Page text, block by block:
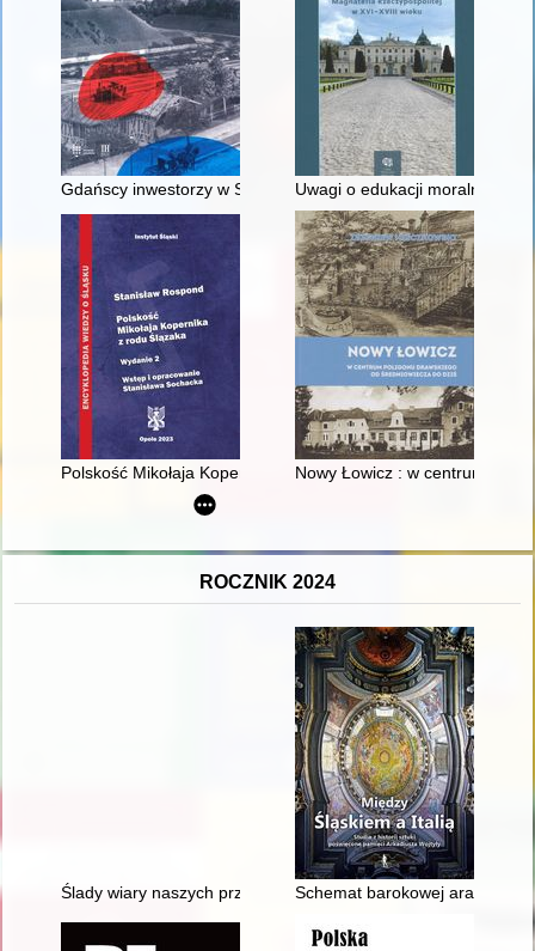
Gdańscy inwestorzy w Sopocie : prestiż finansowy i
Uwagi o edukacji moralnej
Polskość Mikołaja Kopernika z rodu ŚlązakaNowy Łowicz : w centrum
ROCZNIK 2024
Ślady wiary naszych przodków : kaplice, kapliczki, figury i
Schemat barokowej aranżacji